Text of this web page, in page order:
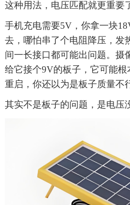
这种用法，电压匹配就更重要
手机充电需要5V，你拿一块
去，哪怕串了个电阻降压，发
间一长接口都可能出问题。摄
给它接个9V的板子，它可能根
重启，你还以为是板子质量不
其实不是板子的问题，是电压